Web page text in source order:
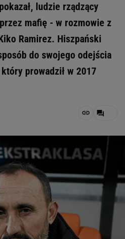
ludzie rządzący
mafię - w rozmowie z
Ramirez. Hiszpański
do swojego odejścia
prowadził w 2017